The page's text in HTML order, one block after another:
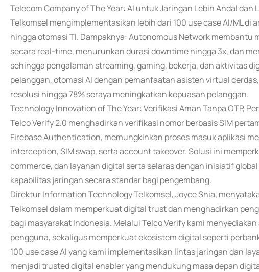
Telecom Company of The Year: AI untuk Jaringan Lebih Andal dan
Telkomsel mengimplementasikan lebih dari 100 use case AI/ML di
hingga otomasi TI. Dampaknya: Autonomous Network membantu
secara real-time, menurunkan durasi downtime hingga 3x, dan
sehingga pengalaman streaming, gaming, bekerja, dan aktivitas
pelanggan, otomasi AI dengan pemanfaatan asisten virtual
resolusi hingga 78% seraya meningkatkan kepuasan pelanggan.
Technology Innovation of The Year: Verifikasi Aman Tanpa OTP,
Telco Verify 2.0 menghadirkan verifikasi nomor berbasis SIM
Firebase Authentication, memungkinkan proses masuk aplikasi
interception, SIM swap, serta account takeover. Solusi ini
commerce, dan layanan digital serta selaras dengan inisiatif
kapabilitas jaringan secara standar bagi pengembang.
Direktur Information Technology Telkomsel, Joyce Shia,
Telkomsel dalam memperkuat digital trust dan menghadirkan
bagi masyarakat Indonesia. Melalui Telco Verify kami
pengguna, sekaligus memperkuat ekosistem digital seperti
100 use case AI yang kami implementasikan lintas jaringan dan
menjadi trusted digital enabler yang mendukung masa depan